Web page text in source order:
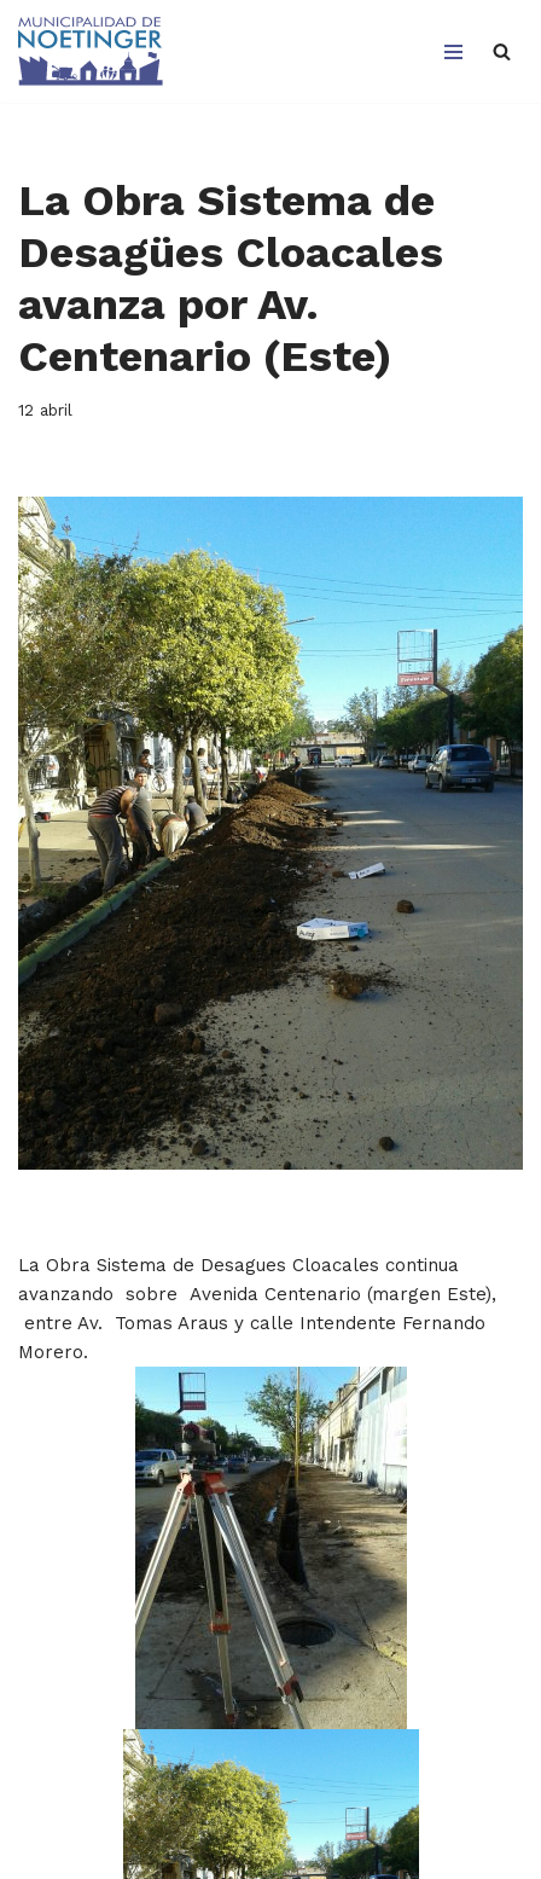
Saltar
La Obra Sistema de
Desagües Cloacales
avanza por Av.
Centenario (Este)
12 abril
La Obra Sistema de Desagues Cloacales continua
avanzando sobre Avenida Centenario (margen Este),
entre Av. Tomas Araus y calle Intendente Fernando
Morero.